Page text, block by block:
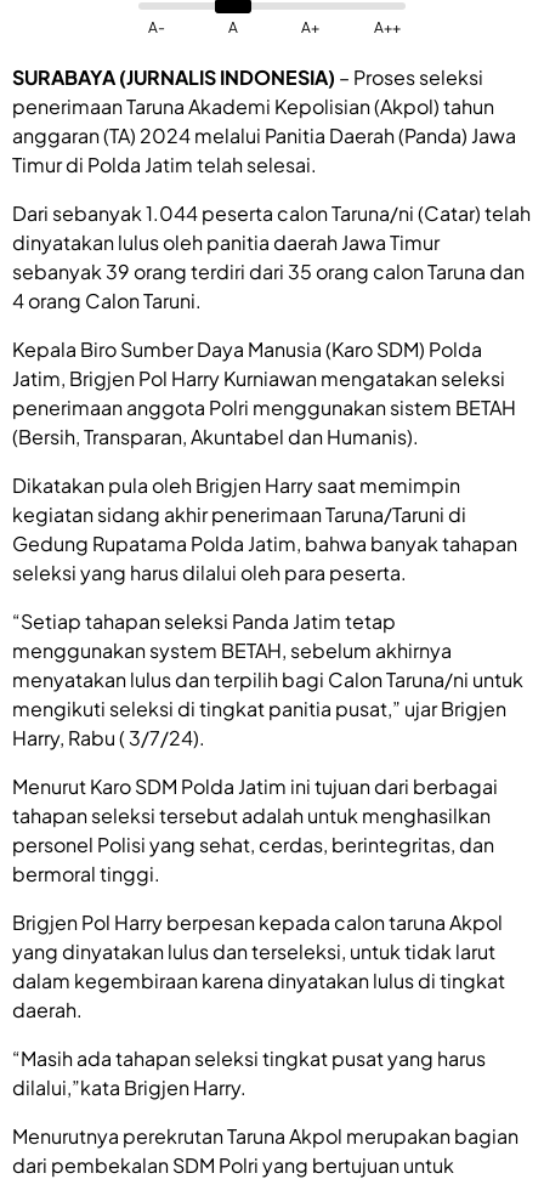
A- A A+ A++
SURABAYA (JURNALIS INDONESIA) – Proses seleksi
penerimaan Taruna Akademi Kepolisian (Akpol) tahun
anggaran (TA) 2024 melalui Panitia Daerah (Panda) Jawa
Timur di Polda Jatim telah selesai.
Dari sebanyak 1.044 peserta calon Taruna/ni (Catar) telah
dinyatakan lulus oleh panitia daerah Jawa Timur
sebanyak 39 orang terdiri dari 35 orang calon Taruna dan
4 orang Calon Taruni.
Kepala Biro Sumber Daya Manusia (Karo SDM) Polda
Jatim, Brigjen Pol Harry Kurniawan mengatakan seleksi
penerimaan anggota Polri menggunakan sistem BETAH
(Bersih, Transparan, Akuntabel dan Humanis).
Dikatakan pula oleh Brigjen Harry saat memimpin
kegiatan sidang akhir penerimaan Taruna/Taruni di
Gedung Rupatama Polda Jatim, bahwa banyak tahapan
seleksi yang harus dilalui oleh para peserta.
“Setiap tahapan seleksi Panda Jatim tetap
menggunakan system BETAH, sebelum akhirnya
menyatakan lulus dan terpilih bagi Calon Taruna/ni untuk
mengikuti seleksi di tingkat panitia pusat,” ujar Brigjen
Harry, Rabu ( 3/7/24).
Menurut Karo SDM Polda Jatim ini tujuan dari berbagai
tahapan seleksi tersebut adalah untuk menghasilkan
personel Polisi yang sehat, cerdas, berintegritas, dan
bermoral tinggi.
Brigjen Pol Harry berpesan kepada calon taruna Akpol
yang dinyatakan lulus dan terseleksi, untuk tidak larut
dalam kegembiraan karena dinyatakan lulus di tingkat
daerah.
“Masih ada tahapan seleksi tingkat pusat yang harus
dilalui,”kata Brigjen Harry.
Menurutnya perekrutan Taruna Akpol merupakan bagian
dari pembekalan SDM Polri yang bertujuan untuk